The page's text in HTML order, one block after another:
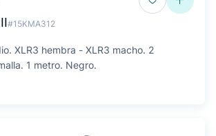
#15KMA312
XLR3 hembra - XLR3 macho. 2
1 metro. Negro.